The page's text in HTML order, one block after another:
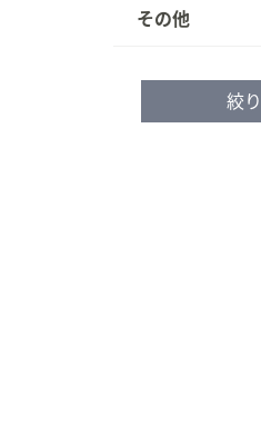
その他
絞